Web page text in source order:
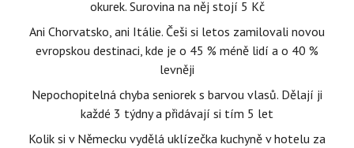
okurek. Surovina na něj stojí 5 Kč
Ani Chorvatsko, ani Itálie. Češi si letos zamilovali novou
evropskou destinaci, kde je o 45 % méně lidí a o 40 %
levněji
Nepochopitelná chyba seniorek s barvou vlasů. Dělají ji
každé 3 týdny a přidávají si tím 5 let
Kolik si v Německu vydělá uklízečka kuchyně v hotelu za